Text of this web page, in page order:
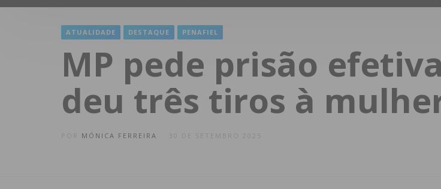
ATUALIDADE DESTAQUE PENAFIEL
MP pede prisão
deu três tiros à
MÓNICA FERREIRA 30 DE SETEMBRO 2025